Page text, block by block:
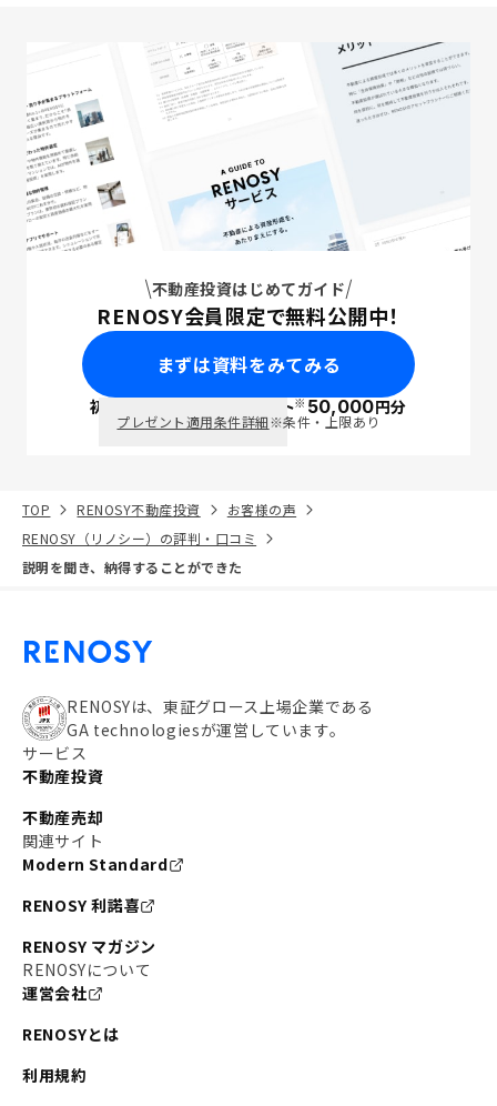
不動産投資はじめてガイド
RENOSY会員限定で無料公開中！
まずは資料をみてみる
初回面談で ポイント※50,000円分
プレゼント適用条件詳細※条件・上限あり
TOP RENOSY不動産投資
お客様の声
RENOSY（リノシー）の評判・口コミ
説明を聞き、納得することができた
RENOSYは、東証グロース上場企業である
GA technologiesが運営しています。
サービス
不動産投資
不動産売却
関連サイト
Modern Standard
RENOSY 利諾喜
RENOSY マガジン
RENOSYについて
運営会社
RENOSYとは
利用規約